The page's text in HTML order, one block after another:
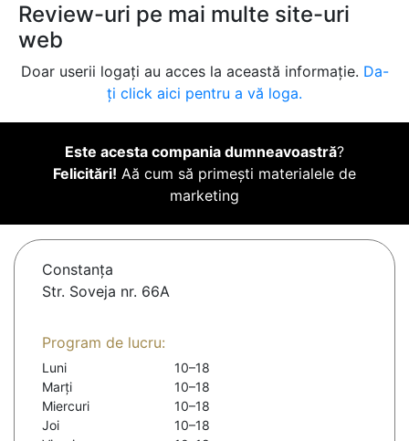
Review-uri pe mai multe site-uri
web
Doar userii logați au acces la această informație. Da-
ți click aici pentru a vă loga.
Este acesta compania dumneavoastră?
Felicitări! Aă cum să primești materialele de
marketing
Constanţa
Str. Soveja nr. 66A
Program de lucru:
Luni
10–18
Marți
10–18
Miercuri
10–18
Joi
10–18